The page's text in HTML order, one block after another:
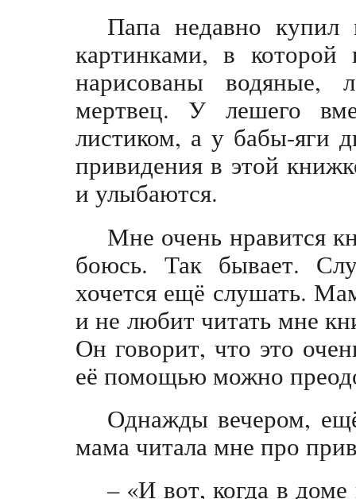
Папа недавно
картинками, в
нарисованы
мертвец. У лешего
листиком, а у бабы-яги
привидения в этой
и улыбаются.
Мне очень нравится
боюсь. Так бывает.
хочется ещё слушать.
и не любит читать мне
Он говорит, что это
её помощью можно
Однажды вечером,
мама читала мне про
– «И вот, когда в